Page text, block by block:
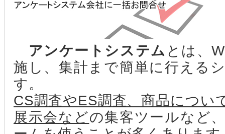
アンケートシステム とは、
施し、集計まで簡単に行える
す。
CS調査やES調査、商品につい
展示会などの集客ツールなど